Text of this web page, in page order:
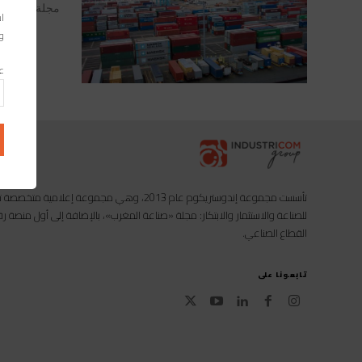
تأسست مجموعة إندوستريكوم عام 2013، وهي مجموعة
للصناعة والاستثمار والابتكار: مجلة «صناعة المغرب»، بالإضافة إلى أول
القطاع الصناعي.
تابعونا على